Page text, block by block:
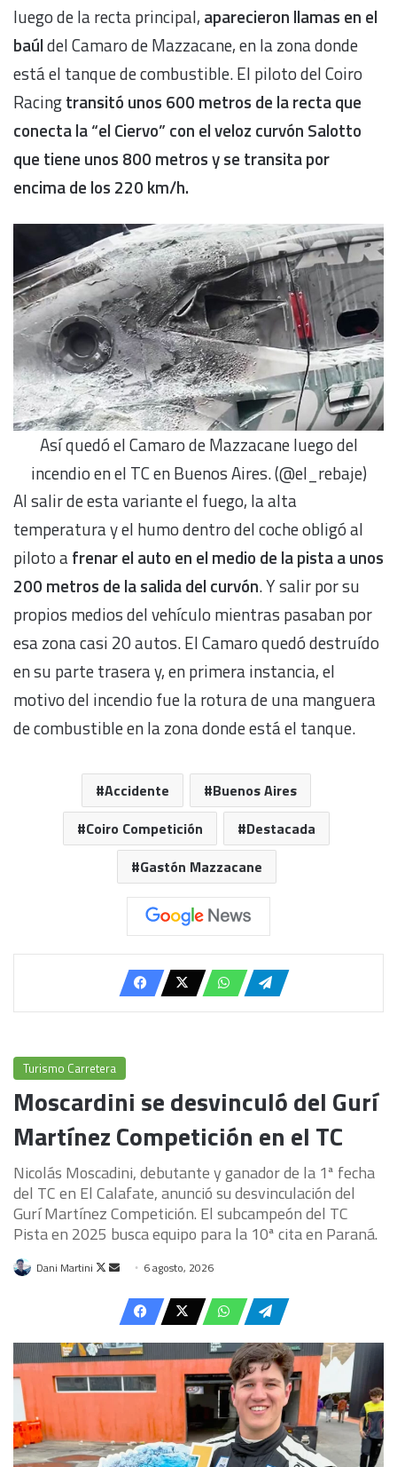
luego de la recta principal, aparecieron llamas en el
baúldel Camaro de Mazzacane, en la zona donde
está el tanque de combustible. El piloto del Coiro
Racingtransitó unos 600 metros de la recta que
conecta la “el Ciervo” con el veloz curvón Salotto
que tiene unos 800 metros y se transita por
encima de los 220 km/h.
Así quedó el Camaro de Mazzacane luego del
incendio en el TC en Buenos Aires. (@el_rebaje)
Al salir de esta variante el fuego, la alta
temperatura y el humo dentro del coche obligó al
piloto afrenar el auto en el medio de la pista a unos
200 metros de la salida del curvón. Y salir por su
propios medios del vehículo mientras pasaban por
esa zona casi 20 autos. El Camaro quedó destruído
en su parte trasera y, en primera instancia, el
motivo del incendio fue la rotura de una manguera
de combustible en la zona donde está el tanque.
Accidente
Buenos Aires
Coiro Competición
Destacada
Gastón Mazzacane